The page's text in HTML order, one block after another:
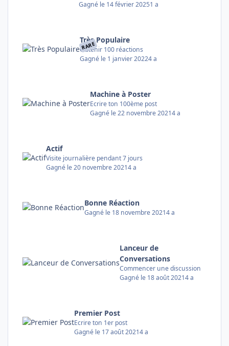
Gagné le 14 février 20251 a
RARE
Très Populaire
Obtenir 100 réactions
Gagné le 1 janvier 20224 a
Machine à Poster
Ecrire ton 100ème post
Gagné le 22 novembre 20214 a
Actif
Visite journalière pendant 7 jours
Gagné le 20 novembre 20214 a
Bonne Réaction
Gagné le 18 novembre 20214 a
Lanceur de
Conversations
Commencer une discussion
Gagné le 18 août 20214 a
Premier Post
Ecrire ton 1er post
Gagné le 17 août 20214 a